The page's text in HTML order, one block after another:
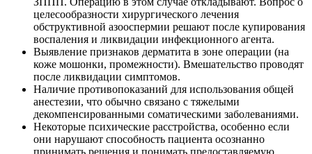
целесообразности хирургического лечения
обструктивной азооспермии решают после купирования
воспаления и ликвидации инфекционного агента.
Выявление признаков дерматита в зоне операции (на
коже мошонки, промежности). Вмешательство проводят
после ликвидации симптомов.
Наличие противопоказаний для использования общей
анестезии, что обычно связано с тяжелыми
декомпенсированными соматическими заболеваниями.
Некоторые психические расстройства, особенно если
они нарушают способность пациента осознанно
принимать решения и понимать предоставляемую